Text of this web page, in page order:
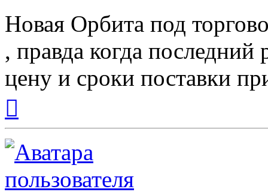
Новая Орбита под
, правда когда последний
цену и сроки поставки
началу